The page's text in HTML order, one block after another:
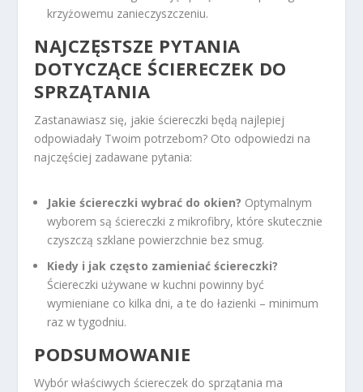
krzyżowemu zanieczyszczeniu.
NAJCZĘSTSZE PYTANIA
DOTYCZĄCE ŚCIERECZEK DO
SPRZĄTANIA
Zastanawiasz się, jakie ściereczki będą najlepiej
odpowiadały Twoim potrzebom? Oto odpowiedzi na
najczęściej zadawane pytania:
Jakie ściereczki wybrać do okien? Optymalnym
wyborem są ściereczki z mikrofibry, które skutecznie
czyszczą szklane powierzchnie bez smug.
Kiedy i jak często zamieniać ściereczki?
Ściereczki używane w kuchni powinny być
wymieniane co kilka dni, a te do łazienki – minimum
raz w tygodniu.
PODSUMOWANIE
Wybór właściwych ściereczek do sprzątania ma